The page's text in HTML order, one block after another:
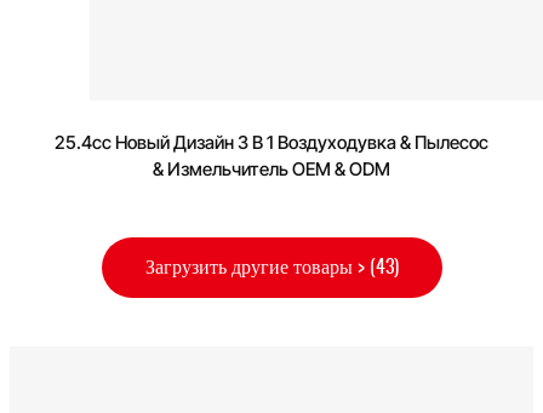
25.4cc Новый Дизайн 3 В 1 Воздуходувка & Пылесос
& Измельчитель OEM & ODM
Загрузить другие товары > (43)